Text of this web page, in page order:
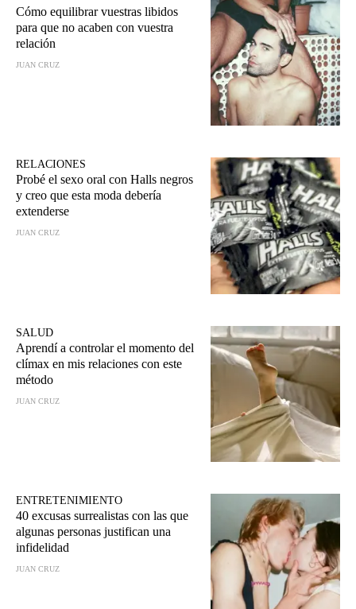
Cómo equilibrar vuestras libidos
para que no acaben con vuestra
relación
JUAN CRUZ
RELACIONES
Probé el sexo oral con Halls negros
y creo que esta moda debería
extenderse
JUAN CRUZ
SALUD
Aprendí a controlar el momento del
clímax en mis relaciones con este
método
JUAN CRUZ
ENTRETENIMIENTO
40 excusas surrealistas con las que
algunas personas justifican una
infidelidad
JUAN CRUZ